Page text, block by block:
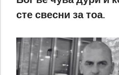
сте свесни за тоа.